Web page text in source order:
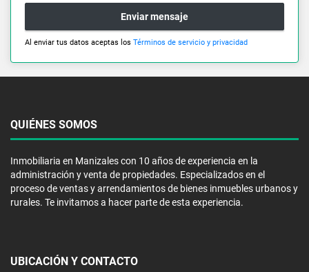
Enviar mensaje
Al enviar tus datos aceptas los Términos de servicio y privacidad
QUIÉNES SOMOS
Inmobiliaria en Manizales con 10 años de experiencia en la
administración y venta de propiedades. Especializados en el
proceso de ventas y arrendamientos de bienes inmuebles urbanos y
rurales. Te invitamos a hacer parte de esta experiencia.
UBICACIÓN Y CONTACTO